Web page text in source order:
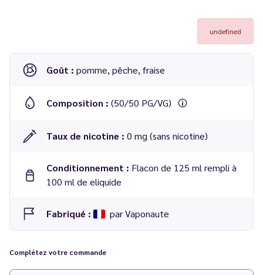
undefined
Goût : pomme, pêche, fraise
Composition : (50/50 PG/VG)
Taux de nicotine : 0 mg (sans nicotine)
Conditionnement : Flacon de 125 ml rempli à
100 ml de eliquide
Fabriqué : par Vaponaute
Complétez votre commande